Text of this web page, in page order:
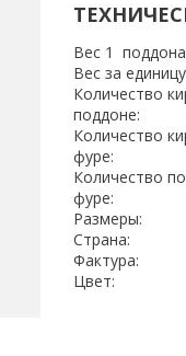
Вес 1
Вес за единицу
Количество
поддоне:
Количество
фуре:
Количество
фуре:
Размеры:
Страна:
Фактура:
Цвет: